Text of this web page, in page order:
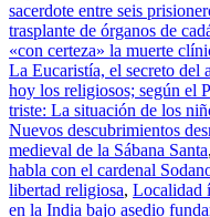
sacerdote entre seis
trasplante de órganos de
«con certeza» la muerte
La Eucaristía, el secreto del
hoy los religiosos; según el
triste: La situación de los
Nuevos descubrimientos
medieval de la Sábana Santa,
habla con el cardenal
libertad religiosa, Localidad
en la India bajo asedio